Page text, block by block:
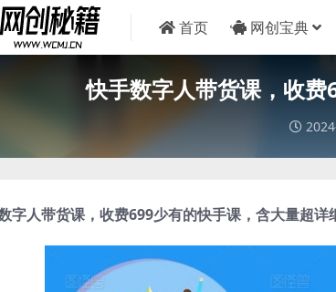
首页 网创宝典
快手数字人带货课，收
字人带货课 ，收费699少有的快手课，含大量超